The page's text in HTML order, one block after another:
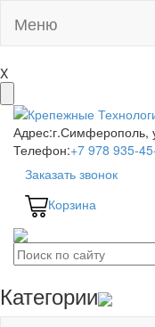
Меню
X
Адрес:г.Симферополь,
Телефон:+7 978 935-
Заказать звонок
Корзина
Категории